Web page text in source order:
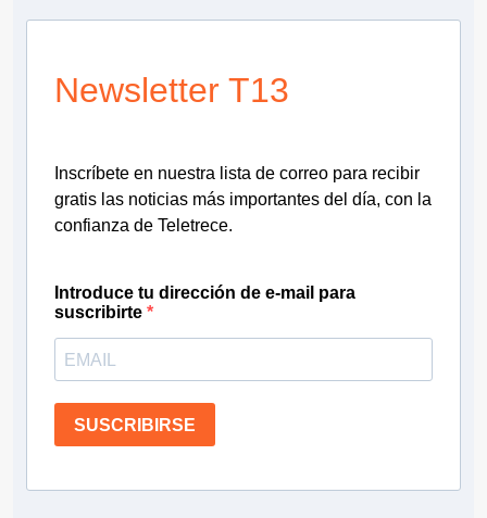
Newsletter T13
Inscríbete en nuestra lista de correo para recibir
gratis las noticias más importantes del día, con la
confianza de Teletrece.
Introduce tu dirección de e-mail para
suscribirte
SUSCRIBIRSE